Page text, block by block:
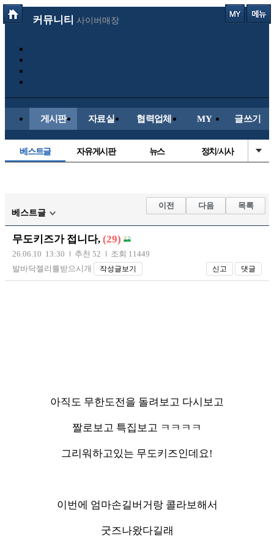
커뮤니티 사이버매장
게시판 자료실 협력업체 MY 글쓰기
베스트글 자유게시판 뉴스 정치/시사
해외축구
국내축구
베스트글
이전 다음 목록
무도키즈가 접니다, (29)
26.06.10 13:30 추천 52
조회 11449
발바닥젤리를받으시개
작성글보기 신고 댓글
아직도 무한도전을 돌려보고 다시보고
짤로보고 특집보고 ㅋㅋㅋㅋ
그리워하고있는 무도키즈인데요!
이번에 엄마손길버거랑 콜라보해서
굿즈나왔다길래